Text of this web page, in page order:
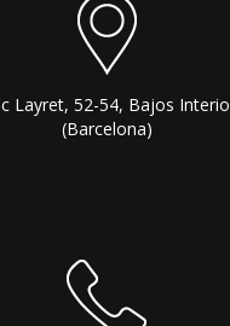
Layret, 52-54, Bajos
(Barcelona)